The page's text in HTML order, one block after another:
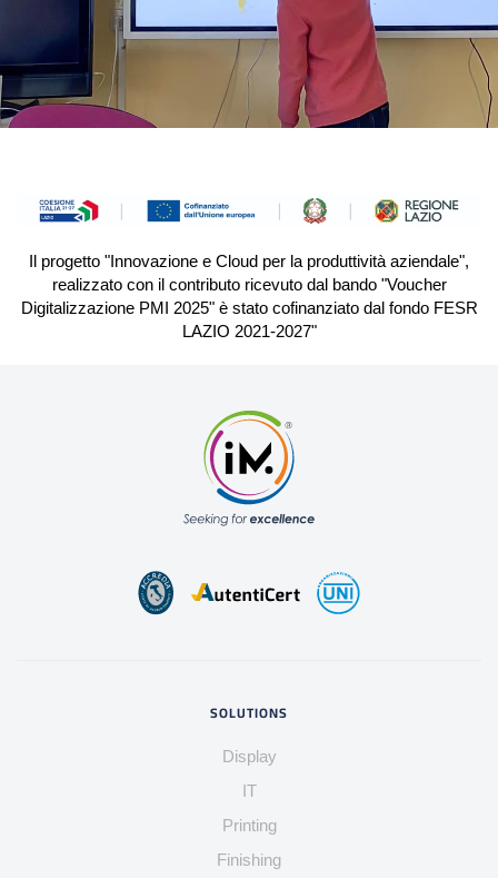
Il progetto "Innovazione e Cloud per la produttività aziendale",
realizzato con il contributo ricevuto dal bando "Voucher
Digitalizzazione PMI 2025" è stato cofinanziato dal fondo FESR
LAZIO 2021-2027"
SOLUTIONS
Display
IT
Printing
Finishing